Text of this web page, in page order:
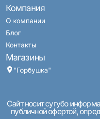
Компания
О компании
Блог
Контакты
Магазины
"Горбушка"
Сайт носит сугубо
публичной офертой,